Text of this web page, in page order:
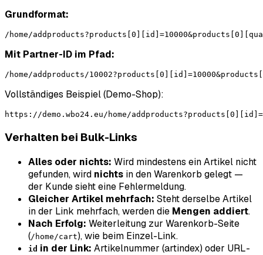
Grundformat:
Mit Partner-ID im Pfad:
Vollständiges Beispiel (Demo-Shop):
Verhalten bei Bulk-Links
Alles oder nichts: Wird mindestens ein Artikel nicht
gefunden, wird nichts in den Warenkorb gelegt —
der Kunde sieht eine Fehlermeldung.
Gleicher Artikel mehrfach: Steht derselbe Artikel
in der Link mehrfach, werden die Mengen addiert.
Nach Erfolg: Weiterleitung zur Warenkorb-Seite
(/home/cart), wie beim Einzel-Link.
id in der Link: Artikelnummer (artindex) oder URL-